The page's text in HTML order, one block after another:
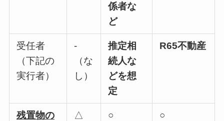
係者な
ど
受任者
（下記の
実行者）
-
（な
し）
推定相
続人な
どを想
定
R65不動産
残置物の
△ ○ ○